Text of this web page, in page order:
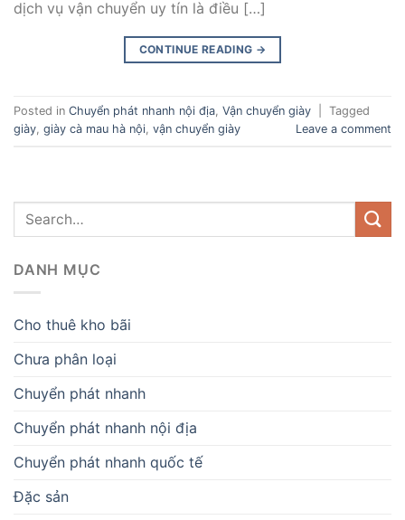
dịch vụ vận chuyển uy tín là điều […]
CONTINUE READING →
Posted in Chuyển phát nhanh nội địa, Vận chuyển giày
Tagged
giày, giày cà mau hà nội, vận chuyển giày Leave a comment
DANH MỤC
Cho thuê kho bãi
Chưa phân loại
Chuyển phát nhanh
Chuyển phát nhanh nội địa
Chuyển phát nhanh quốc tế
Đặc sản